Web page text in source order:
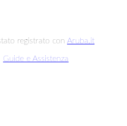
registrato con Aruba.it
Guide e Assistenza